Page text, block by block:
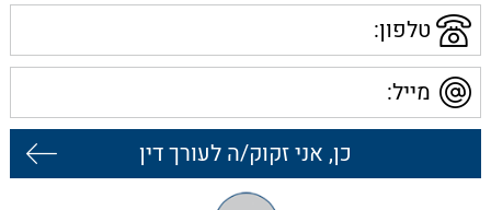
טלפון
מייל